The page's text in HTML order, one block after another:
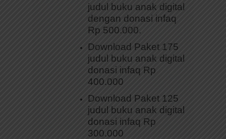
judul buku anak digital
dengan donasi infaq
Rp 500.000.
Download Paket 175
judul buku anak digital
donasi infaq Rp
400.000
Download Paket 125
judul buku anak digital
donasi infaq Rp
300.000